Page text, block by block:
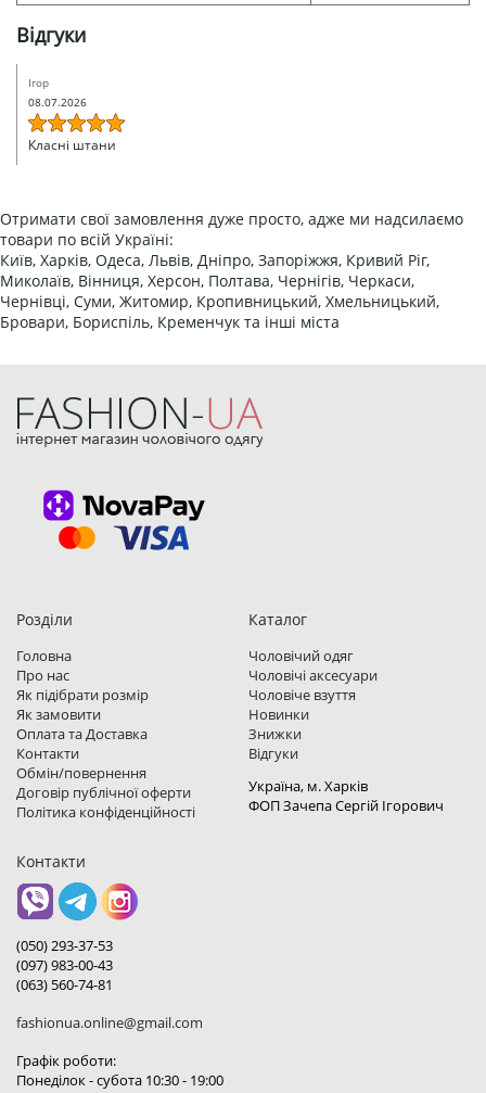
Відгуки
Ігор
08.07.2026
Класні штани
Отримати свої замовлення дуже просто, адже ми надсилаємо
товари по всій Україні:
Київ, Харків, Одеса, Львів, Дніпро, Запоріжжя, Кривий Ріг,
Миколаїв, Вінниця, Херсон, Полтава, Чернігів, Черкаси,
Чернівці, Суми, Житомир, Кропивницький, Хмельницький,
Бровари, Бориспіль, Кременчук та інші міста
Розділи
Головна
Про нас
Як підібрати розмір
Як замовити
Оплата та Доставка
Контакти
Обмін/повернення
Договір публічної оферти
Політика конфіденційності
Каталог
Чоловічий одяг
Чоловічі аксесуари
Чоловіче взуття
Новинки
Знижки
Відгуки
Україна, м. Харкiв
ФОП Зачепа Сергій Ігорович
Контакти
(050) 293-37-53
(097) 983-00-43
(063) 560-74-81
fashionua.online@gmail.com
Графік роботи:
Понеділок - субота 10:30 - 19:00